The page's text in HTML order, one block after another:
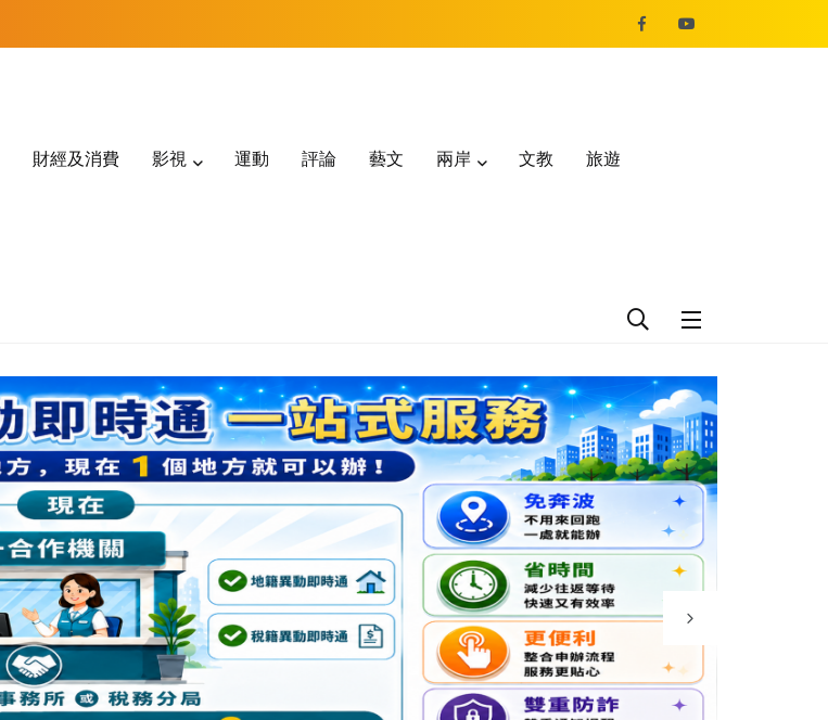
財經及消費 影視 運動 評論 藝文 兩岸 文教 旅遊